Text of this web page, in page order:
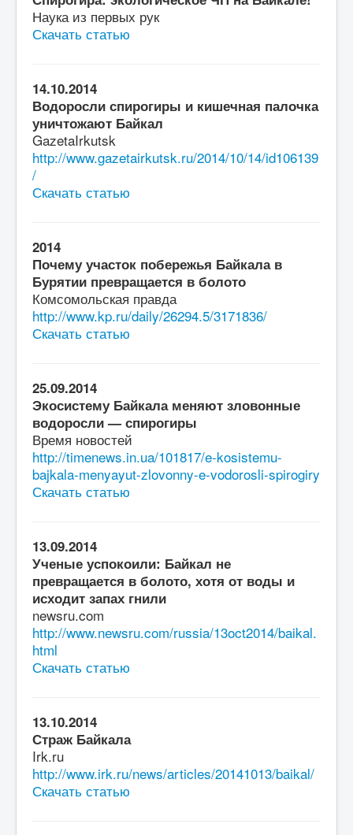
Наука из первых рук
Скачать статью
14.10.2014
Водоросли спирогиры и кишечная палочка
уничтожают Байкал
GazetaIrkutsk
http://www.gazetairkutsk.ru/2014/10/14/id106139
/
Скачать статью
2014
Почему участок побережья Байкала в
Бурятии превращается в болото
Комсомольская правда
http://www.kp.ru/daily/26294.5/3171836/
Скачать статью
25.09.2014
Экосистему Байкала меняют зловонные
водоросли — спирогиры
Время новостей
http://timenews.in.ua/101817/e-kosistemu-
bajkala-menyayut-zlovonny-e-vodorosli-spirogiry
Скачать статью
13.09.2014
Ученые успокоили: Байкал не
превращается в болото, хотя от воды и
исходит запах гнили
newsru.com
http://www.newsru.com/russia/13oct2014/baikal.
html
Скачать статью
13.10.2014
Страж Байкала
Irk.ru
http://www.irk.ru/news/articles/20141013/baikal/
Скачать статью